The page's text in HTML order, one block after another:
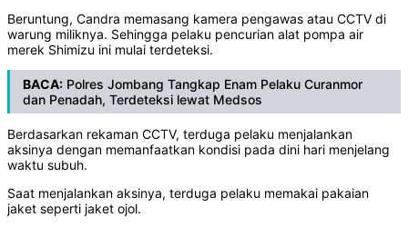
Beruntung, Candra memasang kamera pengawas atau CCTV di
warung miliknya. Sehingga pelaku pencurian alat pompa air
merek Shimizu ini mulai terdeteksi.
BACA: Polres Jombang Tangkap Enam Pelaku Curanmor
dan Penadah, Terdeteksi lewat Medsos
Berdasarkan rekaman CCTV, terduga pelaku menjalankan
aksinya dengan memanfaatkan kondisi pada dini hari menjelang
waktu subuh.
Saat menjalankan aksinya, terduga pelaku memakai pakaian
jaket seperti jaket ojol.